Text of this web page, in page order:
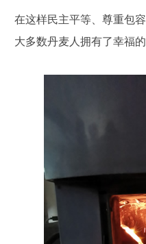
在这样民主平等、尊重包
大多数丹麦人拥有了幸福的